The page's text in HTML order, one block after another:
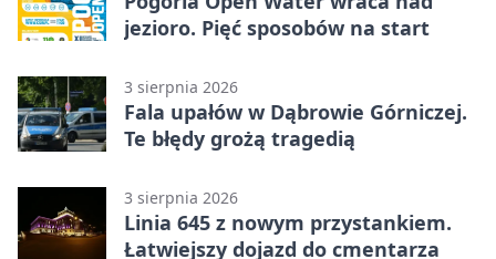
jezioro. Pięć sposobów na start
3 sierpnia 2026
Fala upałów w Dąbrowie Górniczej.
Te błędy grożą tragedią
3 sierpnia 2026
Linia 645 z nowym przystankiem.
Łatwiejszy dojazd do cmentarza